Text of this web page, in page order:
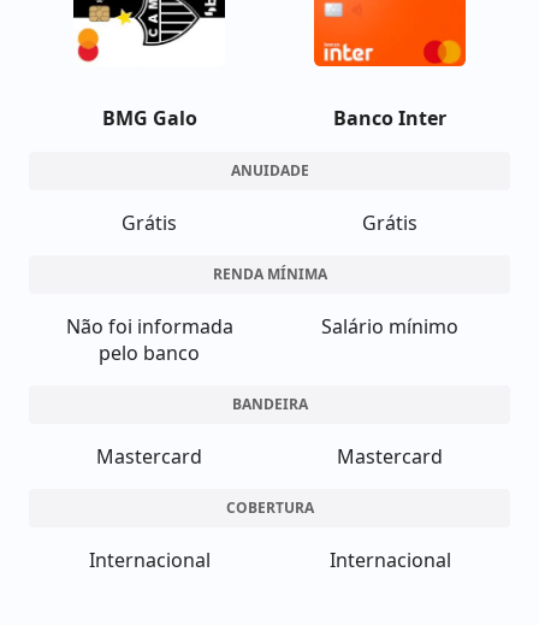
BMG Galo Banco Inter
ANUIDADE
Grátis Grátis
RENDA MÍNIMA
Não foi informada
pelo banco
Salário mínimo
BANDEIRA
Mastercard Mastercard
COBERTURA
Internacional Internacional